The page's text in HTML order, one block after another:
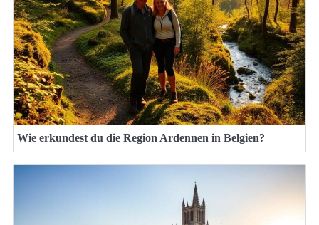
Wie erkundest du die Region Ardennen in Belgien?